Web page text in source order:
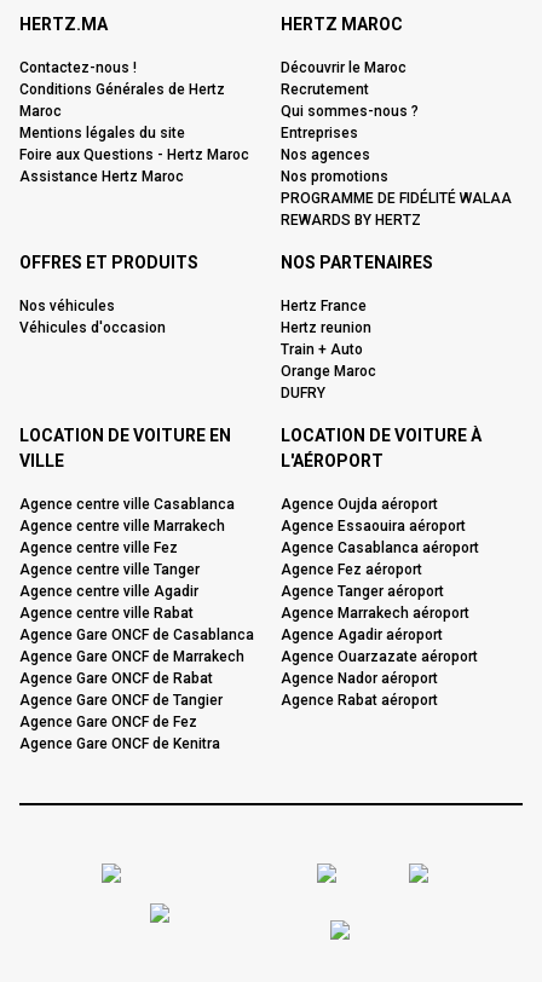
HERTZ.MA
Contactez-nous !
Conditions Générales de Hertz
Maroc
Mentions légales du site
Foire aux Questions - Hertz Maroc
Assistance Hertz Maroc
HERTZ MAROC
Découvrir le Maroc
Recrutement
Qui sommes-nous ?
Entreprises
Nos agences
Nos promotions
PROGRAMME DE FIDÉLITÉ WALAA
REWARDS BY HERTZ
OFFRES ET PRODUITS
Nos véhicules
Véhicules d'occasion
NOS PARTENAIRES
Hertz France
Hertz reunion
Train + Auto
Orange Maroc
DUFRY
LOCATION DE VOITURE EN
VILLE
Agence centre ville Casablanca
Agence centre ville Marrakech
Agence centre ville Fez
Agence centre ville Tanger
Agence centre ville Agadir
Agence centre ville Rabat
Agence Gare ONCF de Casablanca
Agence Gare ONCF de Marrakech
Agence Gare ONCF de Rabat
Agence Gare ONCF de Tangier
Agence Gare ONCF de Fez
Agence Gare ONCF de Kenitra
LOCATION DE VOITURE À
L'AÉROPORT
Agence Oujda aéroport
Agence Essaouira aéroport
Agence Casablanca aéroport
Agence Fez aéroport
Agence Tanger aéroport
Agence Marrakech aéroport
Agence Agadir aéroport
Agence Ouarzazate aéroport
Agence Nador aéroport
Agence Rabat aéroport